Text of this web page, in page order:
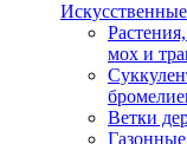
мох и
Ветки
Газонные